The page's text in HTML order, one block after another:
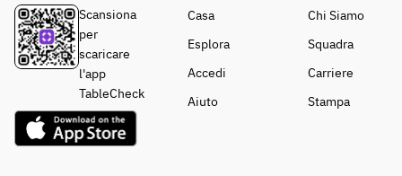
Scansiona
per
scaricare
l'app
TableCheck
Casa
Esplora
Accedi
Aiuto
Chi Siamo
Squadra
Carriere
Stampa